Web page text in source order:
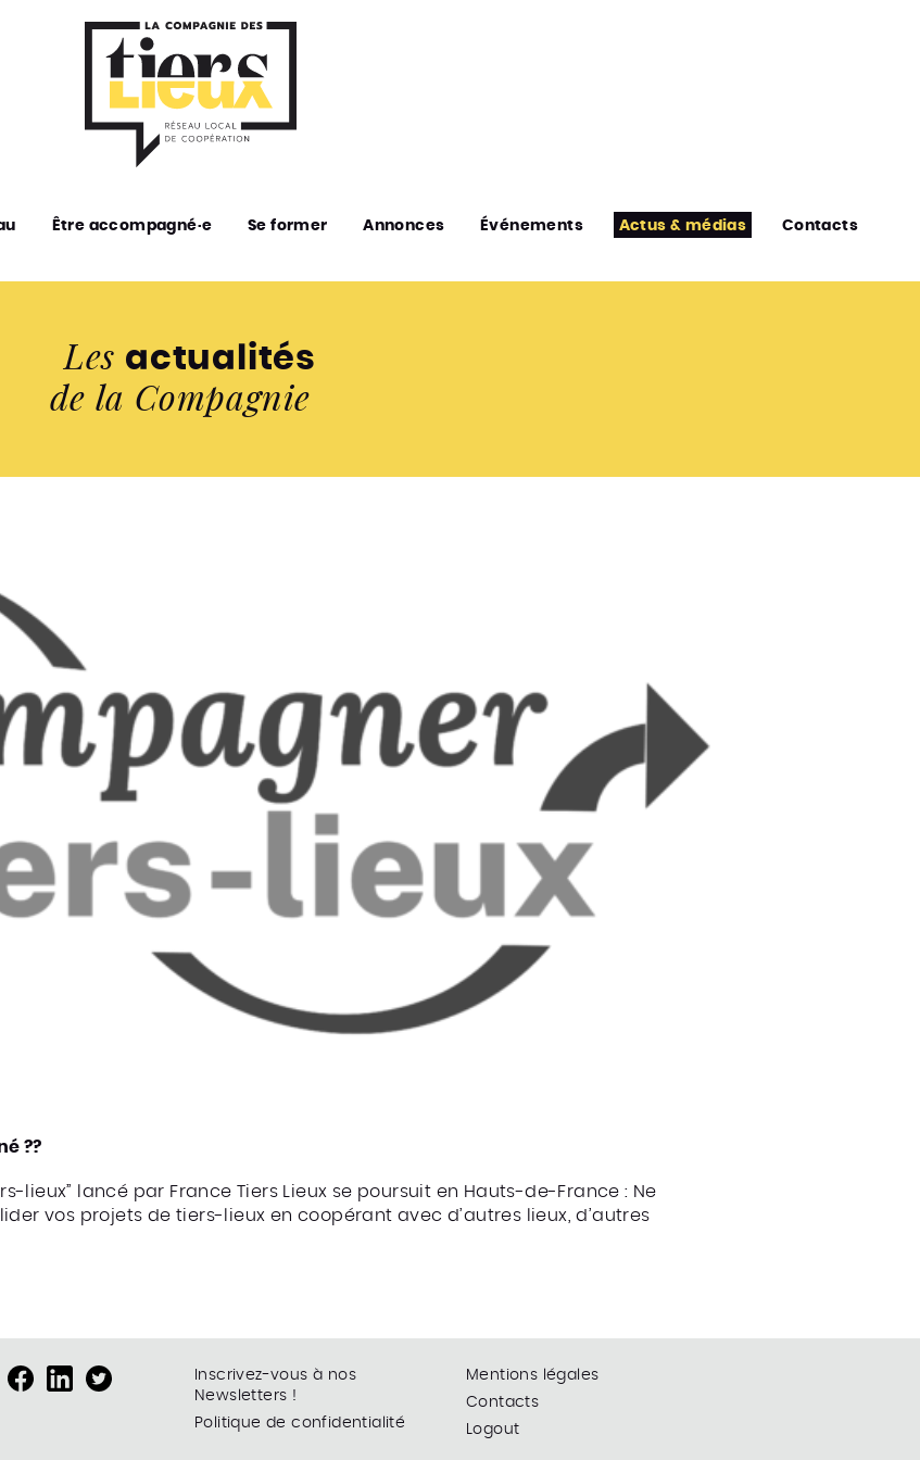
Être accompagné·e Se former Annonces Événements Actus & médias Contacts
Les actualités
de la Compagnie
??
lieux” lancé par France Tiers Lieux se poursuit en Hauts-de-France : Ne
vos projets de tiers-lieux en coopérant avec d’autres lieux, d’autres
Inscrivez-vous à nos
Newsletters !
Politique de confidentialité
Mentions légales
Contacts
Logout